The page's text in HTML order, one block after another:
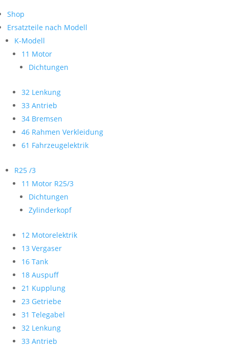
Shop
Ersatzteile nach Modell
K-Modell
11 Motor
Dichtungen
32 Lenkung
33 Antrieb
34 Bremsen
46 Rahmen Verkleidung
61 Fahrzeugelektrik
R25 /3
11 Motor R25/3
Dichtungen
Zylinderkopf
12 Motorelektrik
13 Vergaser
16 Tank
18 Auspuff
21 Kupplung
23 Getriebe
31 Telegabel
32 Lenkung
33 Antrieb